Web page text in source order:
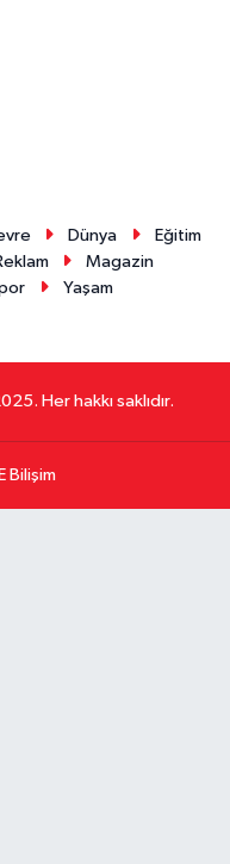
Dünya
Eğitim
Magazin
Yaşam
Her hakkı saklıdır.
Bilişim